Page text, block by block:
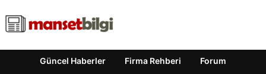
Güncel Haberler Firma Rehberi Forum